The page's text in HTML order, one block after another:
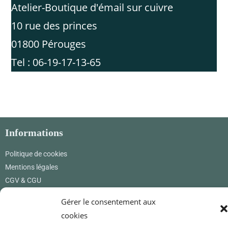
Gérer le consentement aux
cookies
Atelier-Boutique d'émail sur cuivre
10 rue des princes
01800 Pérouges
Tel : 06-19-17-13-65
Informations
Politique de cookies
Mentions légales
CGV & CGU
Où nous trouver